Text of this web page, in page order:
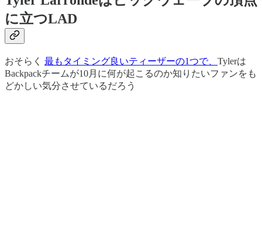
に立つLAD
おそらく 最もタイミング良いティーザーの1つで、 Tylerは
Backpackチームが10月に何が起こるのか知りたいファンをも
どかしい気分させているだろう